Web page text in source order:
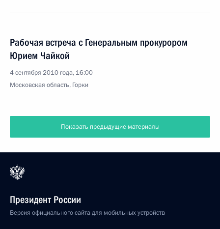
Рабочая встреча с Генеральным прокурором
Юрием Чайкой
4 сентября 2010 года, 16:00
Московская область, Горки
Показать предыдущие материалы
Президент России
Версия официального сайта для мобильных устройств